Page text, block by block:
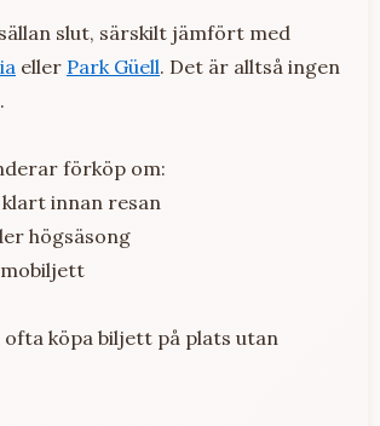
slut, särskilt jämfört med
eller Park Güell. Det är alltså ingen
förköp om:
innan resan
högsäsong
ofta köpa biljett på plats utan